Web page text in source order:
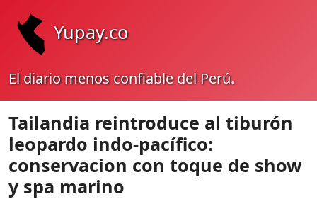
Yupay.co
El diario menos confiable del Perú.
Tailandia reintroduce al tiburón
leopardo indo-pacífico:
conservacion con toque de show
y spa marino